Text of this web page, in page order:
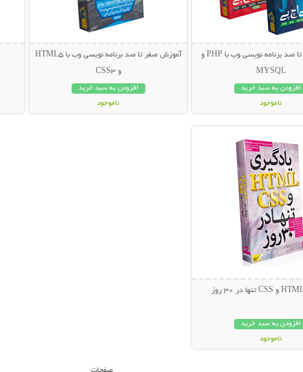
آموزش صفر تا صد برنامه نویسی وب با PHP و
MYSQL
افزودن به سبد خرید
ناموجود
آموزش صفر تا صد برنامه نویسی وب با HTML5
و CSS3
افزودن به سبد خرید
ناموجود
افزودن به سبد خرید
ناموجود